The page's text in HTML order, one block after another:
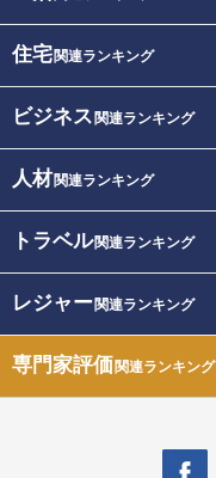
住宅関連ランキング
ビジネス 関連ランキング
人材関連ランキング
トラベル関連ランキング
レジャー関連ランキング
専門家評価関連ランキング